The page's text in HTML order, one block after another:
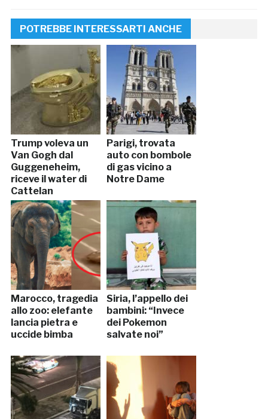
POTREBBE INTERESSARTI ANCHE
Trump voleva un
Van Gogh dal
Guggeneheim,
riceve il water di
Cattelan
Parigi, trovata
auto con bombole
di gas vicino a
Notre Dame
Marocco, tragedia
allo zoo: elefante
lancia pietra e
uccide bimba
Siria, l’appello dei
bambini: “Invece
dei Pokemon
salvate noi”